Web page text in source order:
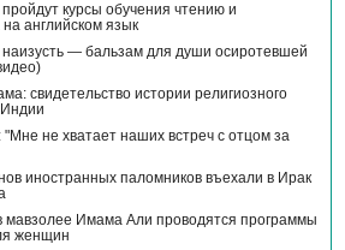
курсы обучения чтению и
английском язык
— бальзам для души осиротевшей
свидетельство истории религиозного
не хватает наших встреч с отцом за
иностранных паломников въехали в Ирак
мавзолее Имама Али проводятся программы
женщин